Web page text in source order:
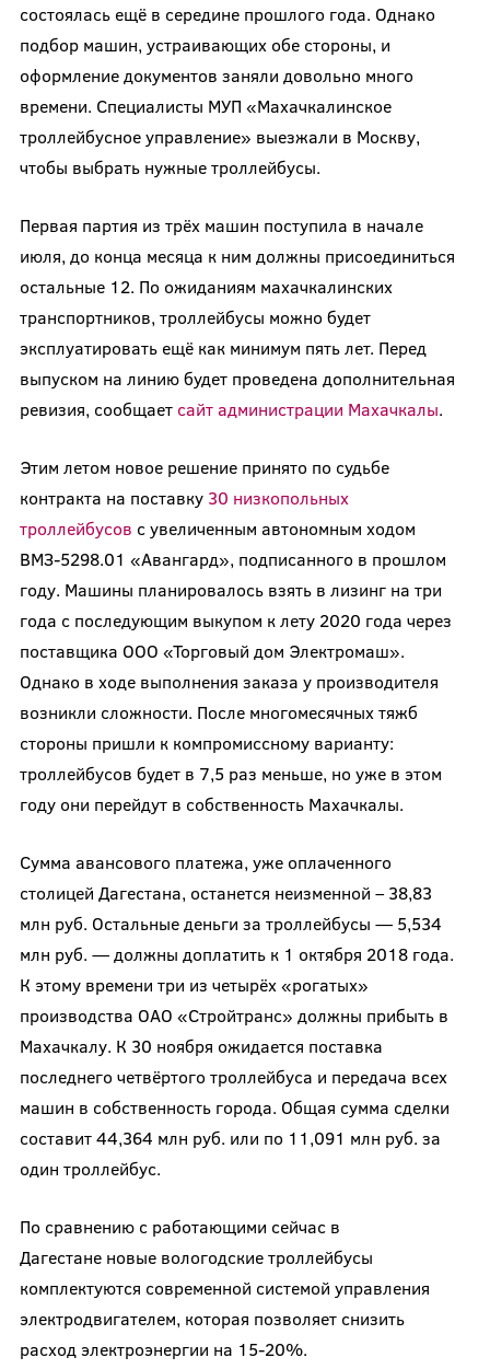
состоялась ещё в середине прошлого года. Однако
подбор машин, устраивающих обе стороны, и
оформление документов заняли довольно много
времени. Специалисты МУП «Махачкалинское
троллейбусное управление» выезжали в Москву,
чтобы выбрать нужные троллейбусы.
Первая партия из трёх машин поступила в начале
июля, до конца месяца к ним должны присоединиться
остальные 12. По ожиданиям махачкалинских
транспортников, троллейбусы можно будет
эксплуатировать ещё как минимум пять лет. Перед
выпуском на линию будет проведена дополнительная
ревизия, сообщает сайт администрации Махачкалы.
Этим летом новое решение принято по судьбе
контракта на поставку 30 низкопольных
троллейбусов с увеличенным автономным ходом
ВМЗ-5298.01 «Авангард», подписанного в прошлом
году. Машины планировалось взять в лизинг на три
года с последующим выкупом к лету 2020 года через
поставщика ООО «Торговый дом Электромаш».
Однако в ходе выполнения заказа у производителя
возникли сложности. После многомесячных тяжб
стороны пришли к компромиссному варианту:
троллейбусов будет в 7,5 раз меньше, но уже в этом
году они перейдут в собственность Махачкалы.
Сумма авансового платежа, уже оплаченного
столицей Дагестана, останется неизменной – 38,83
млн руб. Остальные деньги за троллейбусы — 5,534
млн руб. — должны доплатить к 1 октября 2018 года.
К этому времени три из четырёх «рогатых»
производства ОАО «Стройтранс» должны прибыть в
Махачкалу. К 30 ноября ожидается поставка
последнего четвёртого троллейбуса и передача всех
машин в собственность города. Общая сумма сделки
составит 44,364 млн руб. или по 11,091 млн руб. за
один троллейбус.
По сравнению с работающими сейчас в
Дагестане новые вологодские троллейбусы
комплектуются современной системой управления
электродвигателем, которая позволяет снизить
расход электроэнергии на 15-20%.